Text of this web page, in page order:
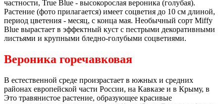
частности, True Blue - высокорослая вероника (голубая).
Растение (фото прилагается) имеет соцветия до 10 см длиной,
период цветения - месяц, с конца мая. Необычный сорт Miffy
Blue вырастает в эффектный куст с пестрыми декоративными
листьями и крупными бледно-голубыми соцветиями.
Вероника горечавковая
В естественной среде произрастает в южных и средних
районах европейской части России, на Кавказе и в Крыму, в
Это травянистое растение, образующее красивые